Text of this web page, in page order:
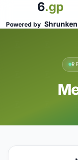
6.gp
Powered by Shrunken